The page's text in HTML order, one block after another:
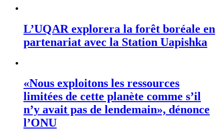
L’UQAR explorera la forêt boréale en
partenariat avec la Station Uapishka
«Nous exploitons les ressources
limitées de cette planète comme s’il
n’y avait pas de lendemain», dénonce
l’ONU